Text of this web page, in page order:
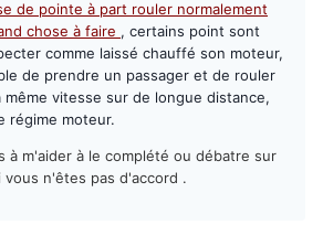
de pointe à part rouler normalement
chose à faire , certains point sont
comme laissé chauffé son moteur,
de prendre un passager et de rouler
vitesse sur de longue distance,
régime moteur.
à m'aider à le complété ou débatre sur
n'êtes pas d'accord .